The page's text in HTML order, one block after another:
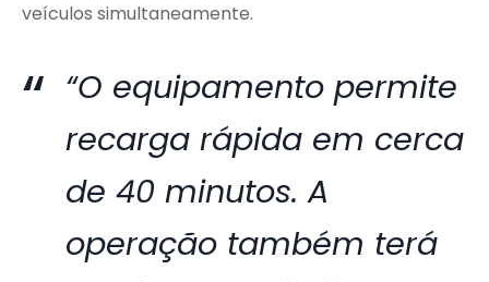
veículos simultaneamente.
“O equipamento permite
recarga rápida em cerca
de 40 minutos. A
operação também terá